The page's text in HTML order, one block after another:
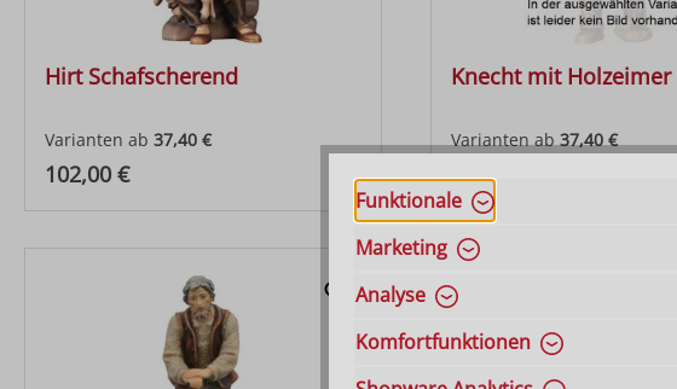
Hirt Schafscherend
Varianten ab 37,40 €
Regulärer Preis:
102,00 €
Knecht mit Holzeimer
Varianten ab37,40 €
Regulärer Preis:
100,00 €
Funktionale
Marketing
Analyse
Komfortfunktionen